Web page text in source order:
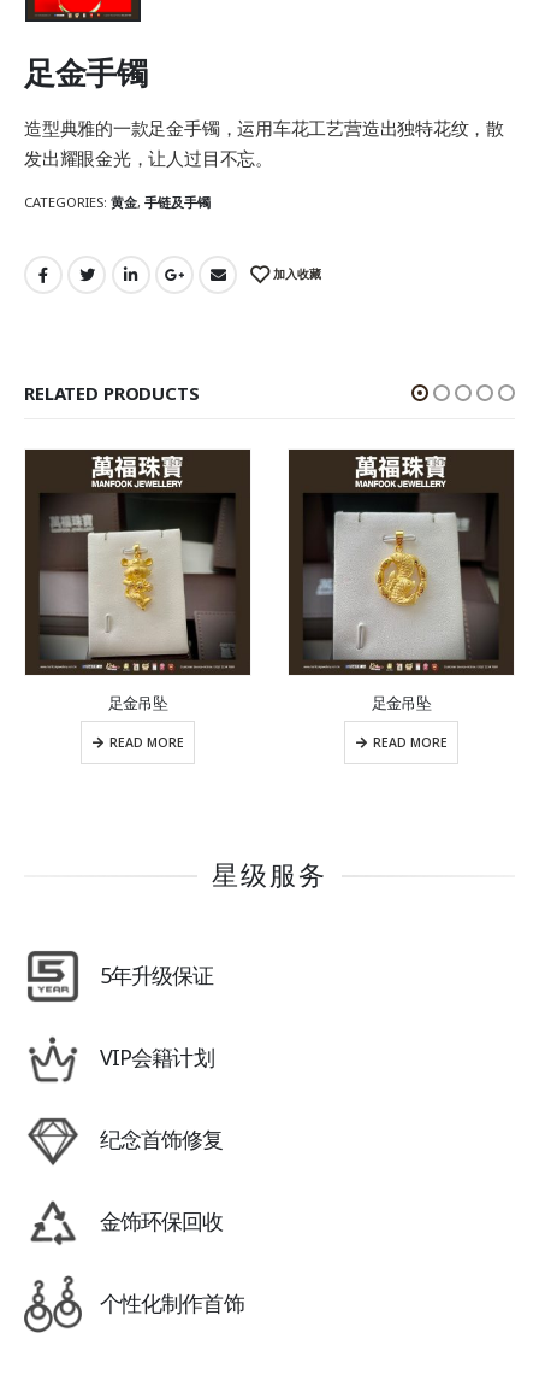
足金手镯
造型典雅的一款足金手镯，运用车花工艺营造出独特花纹，散
发出耀眼金光，让人过目不忘。
CATEGORIES: 黄金, 手链及手镯
加入收藏
RELATED PRODUCTS
足金吊坠
READ MORE
足金吊坠
READ MORE
星级服务
5年升级保证
VIP会籍计划
纪念首饰修复
金饰环保回收
个性化制作首饰